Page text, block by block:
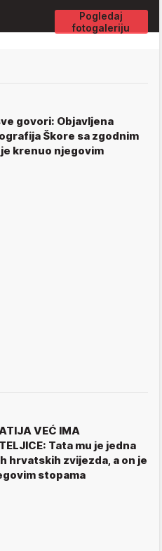
Pogledaj
fotogaleriju
govori: Objavljena
Škore sa zgodnim
krenuo njegovim
VEĆ IMA
Tata mu je jedna
hrvatskih zvijezda, a on je
stopama